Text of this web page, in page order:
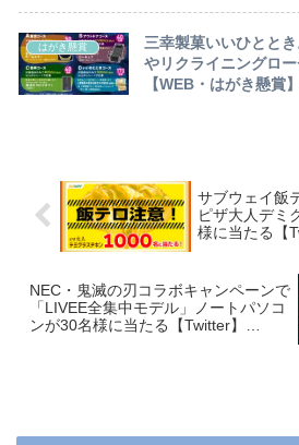
はがき懸賞
三幸製菓いいひとと
やリクライニングロ
【WEB・はがき懸賞
サブウェイ飯
ピザ大人デミ
様に当たる【
NEC・鬼滅の刃コラボキャンペーンで
「LIVEE全集中モデル」ノートパソコ
ンが30名様に当たる【Twitter】